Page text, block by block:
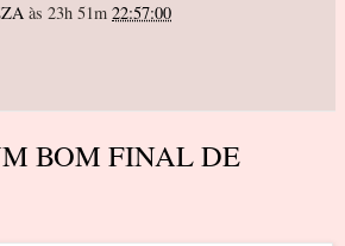
às 23h 51m 22:57:00
BOM FINAL DE